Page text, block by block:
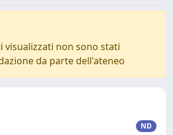
visualizzati non sono stati
da parte dell'ateneo
ND